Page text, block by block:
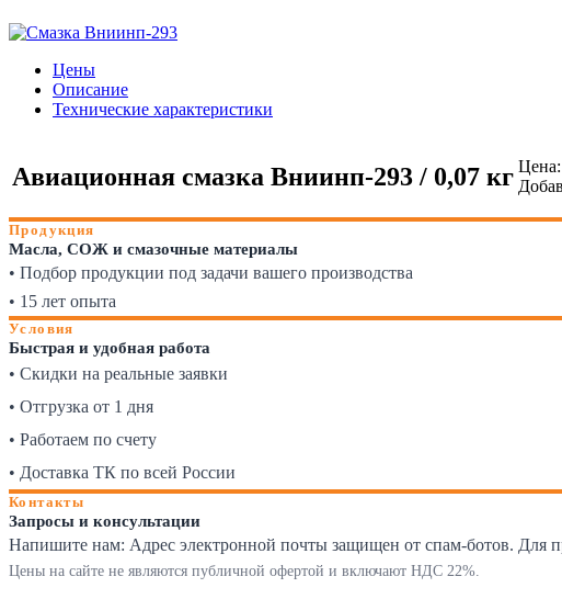
Цены
Описание
Технические характеристики
Авиационная смазка Вниинп-293 / 0,07 кг Цена:
Продукция
Масла, СОЖ и смазочные материалы
• Подбор продукции под задачи вашего производства
• 15 лет опыта
Условия
Быстрая и удобная работа
• Скидки на реальные заявки
• Отгрузка от 1 дня
• Работаем по счету
• Доставка ТК по всей России
Контакты
Запросы и консультации
Напишите нам: Адрес электронной почты защищен от спам-ботов. Для
Цены на сайте не являются публичной офертой и включают НДС 22%.